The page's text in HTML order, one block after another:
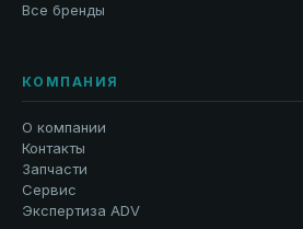
Все бренды
КОМПАНИЯ
О компании
Контакты
Запчасти
Сервис
Экспертиза ADV